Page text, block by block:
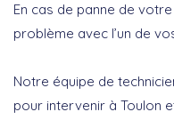
En cas de panne de
problème avec l’un de
Notre équipe de
pour intervenir à Toulon